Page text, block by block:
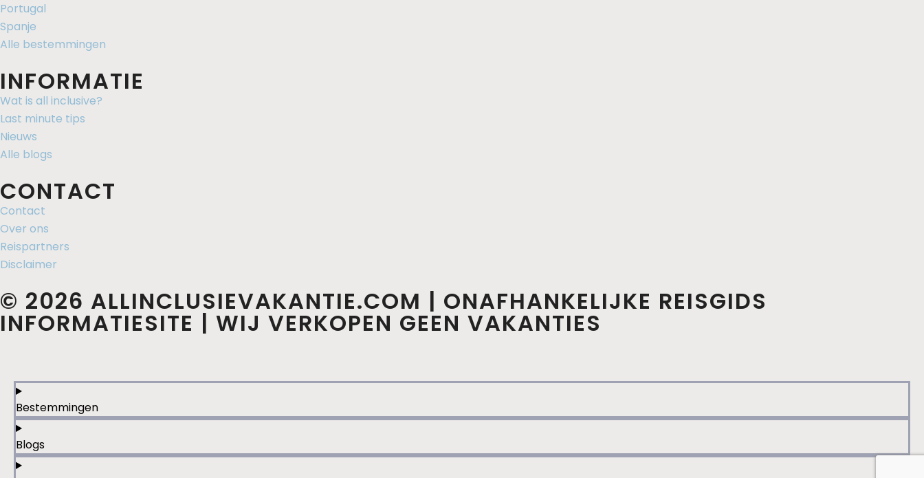
Portugal
Spanje
Alle bestemmingen
INFORMATIE
Wat is all inclusive?
Last minute tips
Nieuws
Alle blogs
CONTACT
Contact
Over ons
Reispartners
Disclaimer
© 2026 ALLINCLUSIEVAKANTIE.COM | ONAFHANKELIJKE REISGIDS
INFORMATIESITE | WIJ VERKOPEN GEEN VAKANTIES
Bestemmingen
Blogs